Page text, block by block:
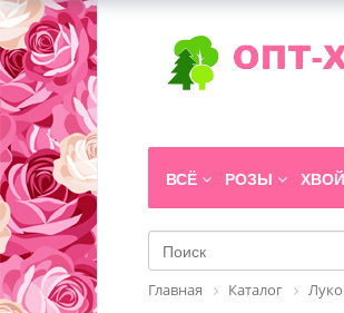
ВСЁ РОЗЫ
Главная Каталог